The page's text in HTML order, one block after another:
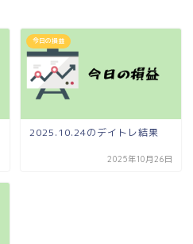
今日の損益
2025.10.24のデイトレ結果
2025年10月26日